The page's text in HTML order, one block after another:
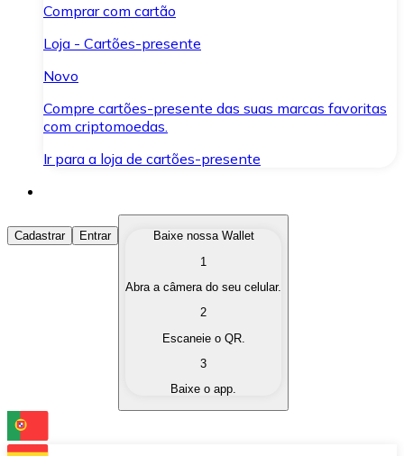
Comprar com cartão
Loja - Cartões-presente
Novo
Compre cartões-presente das suas marcas favoritas
com criptomoedas.
Ir para a loja de cartões-presente
Comprar Criptomoedas
Compre as criptomoedas de seu interesse de forma
Converta suas criptomoedas em moeda fiduciária
Troque uma criptomoeda por outra
Cadastrar Entrar
Baixe nossa Wallet
1
Abra a câmera do seu celular.
2
Escaneie o QR.
3
Baixe o app.